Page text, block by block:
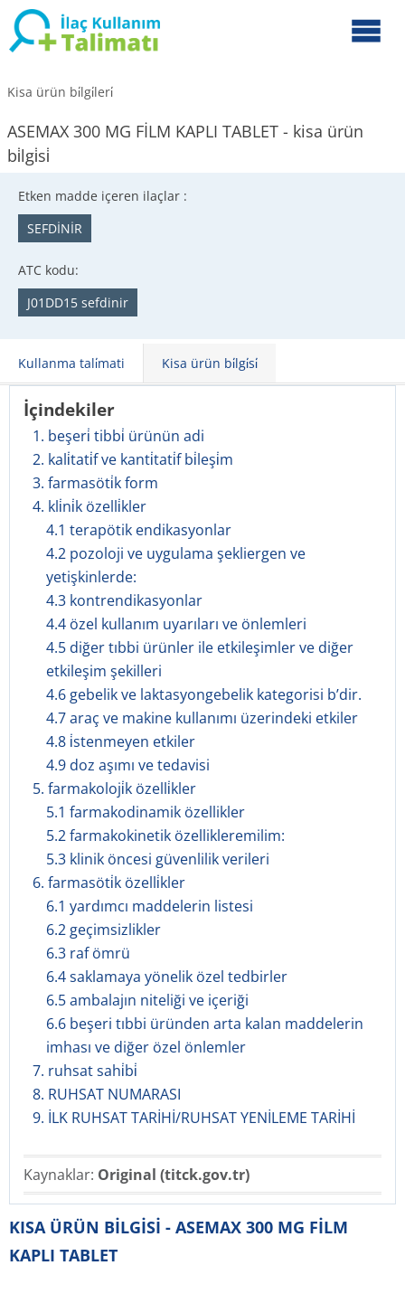
Kisa ürün bi̇lgi̇leri̇
ASEMAX 300 MG FİLM KAPLI TABLET - kisa ürün
bi̇lgi̇si̇
Etken madde içeren ilaçlar :
SEFDİNİR
ATC kodu:
J01DD15 sefdinir
Kullanma tali̇mati Kisa ürün bi̇lgi̇si̇
İçindekiler
1. beşeri̇ tibbi̇ ürünün adi
2. kali̇tati̇f ve kanti̇tati̇f bi̇leşi̇m
3. farmasöti̇k form
4. kli̇ni̇k özelli̇kler
4.1 terapötik endikasyonlar
4.2 pozoloji ve uygulama şekliergen ve
yetişkinlerde:
4.3 kontrendikasyonlar
4.4 özel kullanım uyarıları ve önlemleri
4.5 diğer tıbbi ürünler ile etkileşimler ve diğer
etkileşim şekilleri
4.6 gebelik ve laktasyongebelik kategorisi b’dir.
4.7 araç ve makine kullanımı üzerindeki etkiler
4.8 i̇stenmeyen etkiler
4.9 doz aşımı ve tedavisi
5. farmakoloji̇k özelli̇kler
5.1 farmakodinamik özellikler
5.2 farmakokinetik özellikleremilim:
5.3 klinik öncesi güvenlilik verileri
6. farmasöti̇k özelli̇kler
6.1 yardımcı maddelerin listesi
6.2 geçimsizlikler
6.3 raf ömrü
6.4 saklamaya yönelik özel tedbirler
6.5 ambalajın niteliği ve içeriği
6.6 beşeri tıbbi üründen arta kalan maddelerin
imhası ve diğer özel önlemler
7. ruhsat sahi̇bi̇
8. RUHSAT NUMARASI
9. İLK RUHSAT TARİHİ/RUHSAT YENİLEME TARİHİ
Kaynaklar: Original (titck.gov.tr)
KISA ÜRÜN BİLGİSİ - ASEMAX 300 MG FİLM
KAPLI TABLET